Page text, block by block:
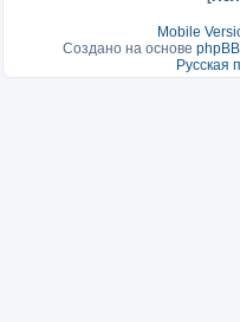
Mobile
Создано на основе phpBB
Русская